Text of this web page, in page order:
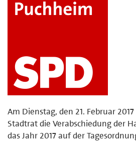
Am Dienstag, den 21. Februar
Stadtrat die Verabschiedung der
das Jahr 2017 auf der